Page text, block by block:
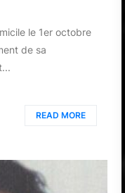
le 1er octobre
de sa
READ MORE